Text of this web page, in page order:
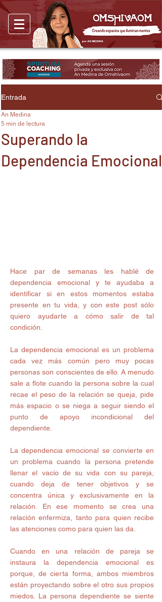
Entrada
Superando la
Dependencia Emocional
An Medina
5 min de lectura
Hace par de semanas les hablé de
dependencia emocional y te ayudaba a
identificar si en estos momentos estaba
presente en tu vida, y con este post sólo
quiero ayudarte a cómo salir de tal
condición.
La dependencia emocional es un problema
cada vez más común pero muy pocas
personas son conscientes de ello. A menudo
sale a flote cuando la persona sobre la cual
recae el peso de la relación se queja, pide
más espacio o se niega a seguir siendo el
punto de apoyo incondicional del
dependiente.
La dependencia emocional se convierte en
un problema cuando la persona pretende
llenar el vacío de su vida con su pareja,
cuando deja de tener objetivos y se
concentra única y exclusivamente en la
relación. En ese momento se crea una
relación enfermiza, tanto para quien recibe
las atenciones como para quien las da.
Cuando en una relación de pareja se
instaura la dependencia emocional es
porque, de cierta forma, ambos miembros
están proyectando sobre el otro sus propios
miedos. La persona dependiente se siente